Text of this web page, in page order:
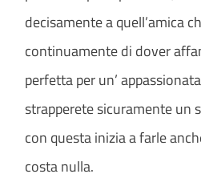
decisamente a quell’amica
continuamente di dover
perfetta per un’
strapperete sicuramente un
con questa inizia a farle
costa nulla.